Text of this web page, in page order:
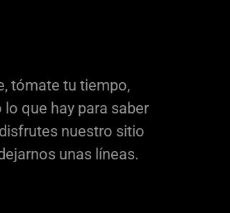
tómate tu tiempo,
que hay para saber
nuestro sitio
unas líneas.